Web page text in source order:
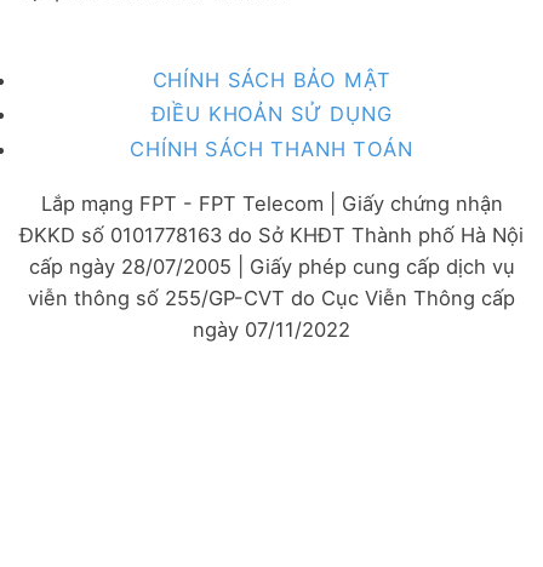
CHÍNH SÁCH BẢO MẬT
ĐIỀU KHOẢN SỬ DỤNG
CHÍNH SÁCH THANH TOÁN
Lắp mạng FPT - FPT Telecom | Giấy chứng nhận
ĐKKD số 0101778163 do Sở KHĐT Thành phố Hà Nội
cấp ngày 28/07/2005 | Giấy phép cung cấp dịch vụ
viễn thông số 255/GP-CVT do Cục Viễn Thông cấp
ngày 07/11/2022